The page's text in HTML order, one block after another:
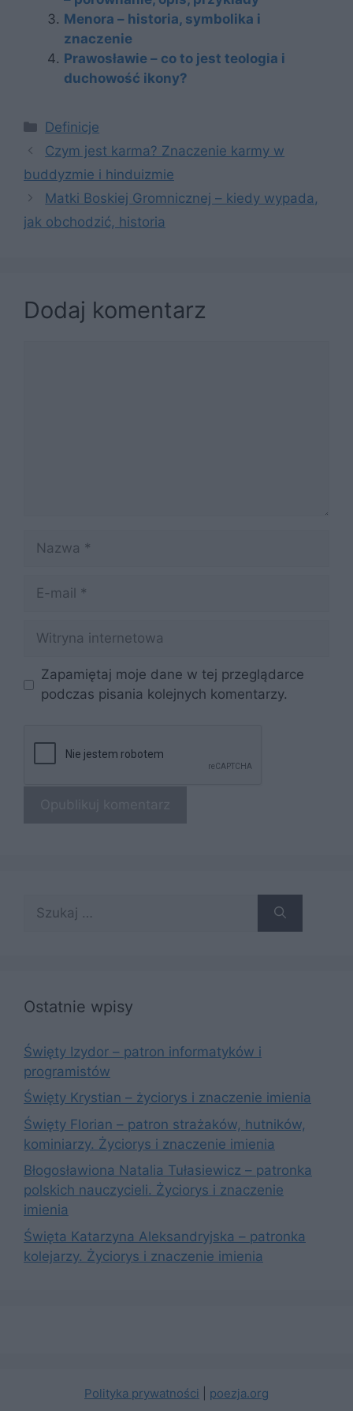
Menora – historia, symbolika i
znaczenie
Prawosławie – co to jest teologia i
duchowość ikony?
Kategorie
Definicje
Czym jest karma? Znaczenie karmy w
buddyzmie i hinduizmie
Matki Boskiej Gromnicznej – kiedy wypada,
jak obchodzić, historia
Dodaj komentarz
internetowa
Zapamiętaj moje dane w tej przeglądarce
podczas pisania kolejnych komentarzy.
Ostatnie wpisy
Święty Izydor – patron informatyków i
programistów
Święty Krystian – życiorys i znaczenie imienia
Święty Florian – patron strażaków, hutników,
kominiarzy. Życiorys i znaczenie imienia
Błogosławiona Natalia Tułasiewicz – patronka
polskich nauczycieli. Życiorys i znaczenie
imienia
Święta Katarzyna Aleksandryjska – patronka
kolejarzy. Życiorys i znaczenie imienia
Polityka prywatności
poezja.org